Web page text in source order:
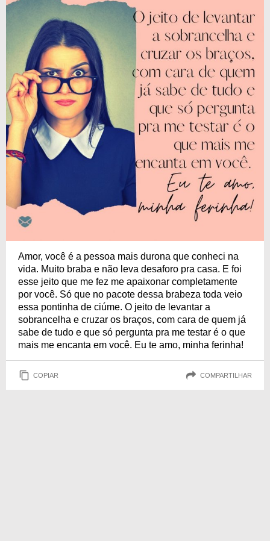
Amor, você é a pessoa mais durona que conheci na
vida. Muito braba e não leva desaforo pra casa. E foi
esse jeito que me fez me apaixonar completamente
por você. Só que no pacote dessa brabeza toda veio
essa pontinha de ciúme. O jeito de levantar a
sobrancelha e cruzar os braços, com cara de quem já
sabe de tudo e que só pergunta pra me testar é o que
mais me encanta em você. Eu te amo, minha ferinha!
COPIAR COMPARTILHAR